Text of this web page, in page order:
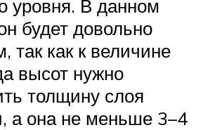
уровня. В данном
будет довольно
так как к величине
высот нужно
толщину слоя
а она не меньше 3–4